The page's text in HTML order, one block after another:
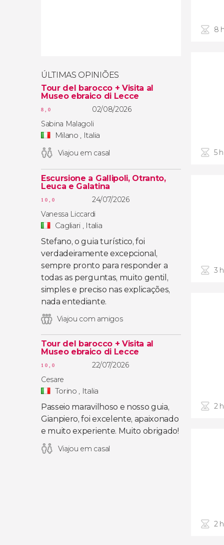
ÚLTIMAS OPINIÕES
Tour del barocco + Visita al
Museo ebraico di Lecce
8,0
02/08/2026
Sabina Malagoli
Milano , Italia
Viajou em casal
Escursione a Gallipoli, Otranto,
Leuca e Galatina
10,0
24/07/2026
Vanessa Liccardi
Cagliari , Italia
Stefano, o guia turístico, foi
verdadeiramente excepcional,
sempre pronto para responder a
todas as perguntas, muito gentil,
simples e preciso nas explicações,
nada entediante.
Viajou com amigos
Tour del barocco + Visita al
Museo ebraico di Lecce
10,0
22/07/2026
Cesare
Torino , Italia
Passeio maravilhoso e nosso guia,
Gianpiero, foi excelente, apaixonado
e muito experiente. Muito obrigado!
Viajou em casal
8
5
3
2
2